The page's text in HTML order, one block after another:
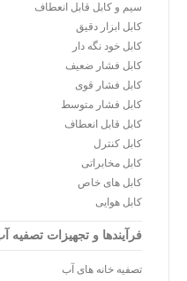
سیم و کابل قابل انعطاف
کابل ابزار دقیق
کابل خود نگه دار
کابل فشار ضعیف
کابل فشار قوی
کابل فشار متوسط
کابل قابل انعطاف
کابل کنترل
کابل مخابراتی
کابل های خاص
کابل هوایی
فرآیندها و تجهیزات تصفیه
تصفیه خانه های آب